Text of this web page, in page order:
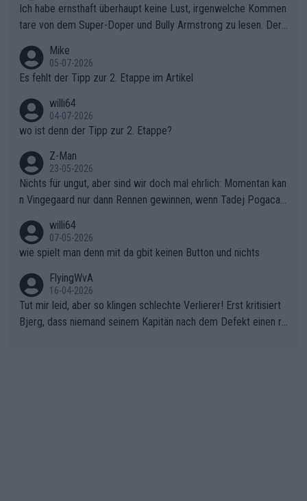
Ich habe ernsthaft überhaupt keine Lust, irgenwelche Kommen
tare von dem Super-Doper und Bully Armstrong zu lesen. Der
r die gehört nicht in dieses Medium!
Mike
05-07-2026
Es fehlt der Tipp zur 2. Etappe im Artikel
willi64
04-07-2026
wo ist denn der Tipp zur 2. Etappe?
Z-Man
23-05-2026
Nichts für ungut, aber sind wir doch mal ehrlich: Momentan kan
n Vingegaard nur dann Rennen gewinnen, wenn Tadej Pogacar
willi64
07-05-2026
wie spielt man denn mit da gbit keinen Button und nichts
FlyingWvA
16-04-2026
Tut mir leid, aber so klingen schlechte Verlierer! Erst kritisiert
Bjerg, dass niemand seinem Kapitän nach dem Defekt einen ro